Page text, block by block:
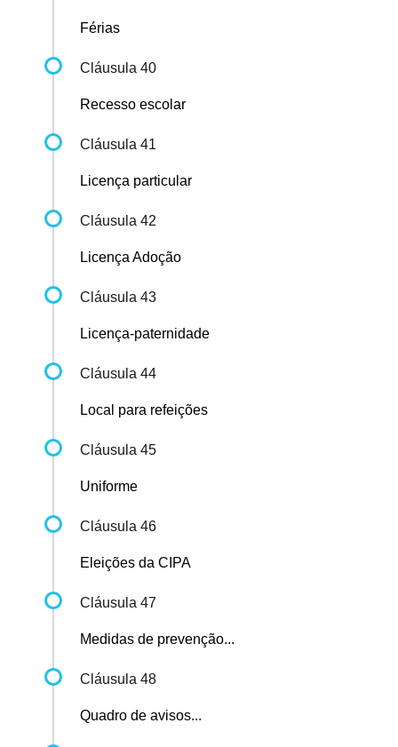
Férias
Cláusula 40
Recesso escolar
Cláusula 41
Licença particular
Cláusula 42
Licença Adoção
Cláusula 43
Licença-paternidade
Cláusula 44
Local para refeições
Cláusula 45
Uniforme
Cláusula 46
Eleições da CIPA
Cláusula 47
Medidas de prevenção...
Cláusula 48
Quadro de avisos...